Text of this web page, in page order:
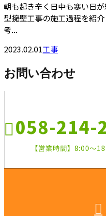
朝も起き辛く日中も寒い日
型擁壁工事の施工過程を紹
考...
2023.02.01工事
お問い合わせ
058-214-
【営業時間】8:00～